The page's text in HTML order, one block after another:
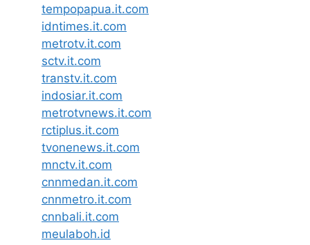
tempopapua.it.com
idntimes.it.com
metrotv.it.com
sctv.it.com
transtv.it.com
indosiar.it.com
metrotvnews.it.com
rctiplus.it.com
tvonenews.it.com
mnctv.it.com
cnnmedan.it.com
cnnmetro.it.com
cnnbali.it.com
meulaboh.id